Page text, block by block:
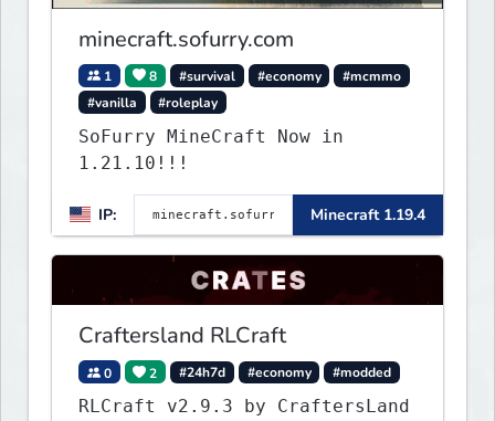
minecraft.sofurry.com
1 8 #survival #economy
#mcmmo
#vanilla
#roleplay
SoFurry MineCraft Now in
1.21.10!!!
IP: Minecraft 1.19.4
Craftersland RLCraft
0 2 #24h7d #economy #modded
RLCraft v2.9.3 by CraftersLand